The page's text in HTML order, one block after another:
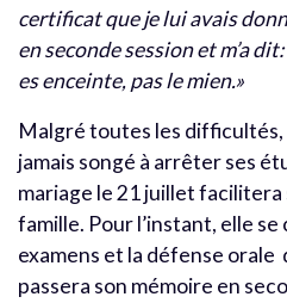
certificat que je lui avais
en seconde session et m’a
es enceinte, pas le mien.»
Malgré toutes les difficultés,
jamais songé à arrêter ses
mariage le 21 juillet facilitera
famille. Pour l’instant, elle
examens et la défense orale
passera son mémoire en